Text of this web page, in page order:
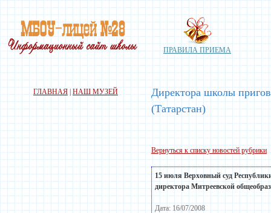
ПРАВИЛА ПРИЕМА
ГЛАВНАЯ НАШ МУЗЕЙ
Директора школы
(Татарстан)
Вернуться к списку новостей рубрики
15 июля Верховный суд
директора Митреевской
Дата: 16/07/2008